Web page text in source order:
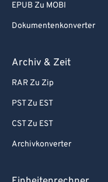
EPUB Zu MOBI
Dokumentenkonverter
Archiv & Zeit
RAR Zu Zip
PST Zu EST
CST Zu EST
Archivkonverter